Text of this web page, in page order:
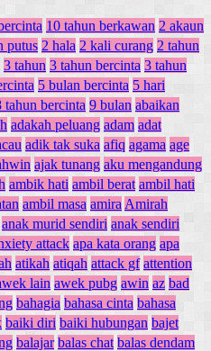
10 tahun berkawan 2 akaun
putus 2 hala 2 kali curang 2 tahun
3 tahun 3 tahun bercinta 3 tahun
5 bulan bercinta 5 hari
tahun bercinta 9 bulan abaikan
adakah peluang adam adat
adik tak suka afiq agama age
ajak tunang aku mengandung
ambik hati ambil berat ambil hati
ambil masa amira Amirah
anak murid sendiri anak sendiri
attack apa kata orang apa
atikah atiqah attack gf attention
lain awek pubg awin az bad
bahagia bahasa cinta bahasa
baiki diri baiki hubungan bajet
balajar balas chat balas dendam